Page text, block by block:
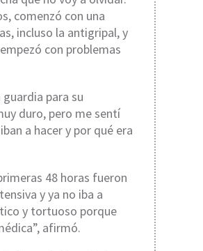
comenzó con una
incluso la antigripal, y
con problemas
para su
duro, pero me sentí
a hacer y por qué era
48 horas fueron
y ya no iba a
y tortuoso porque
afirmó.